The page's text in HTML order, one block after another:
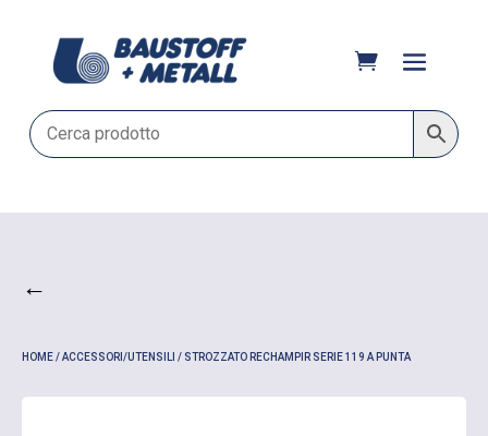
←
HOME/ACCESSORI/UTENSILI / STROZZATO RECHAMPIR SERIE 119 A PUNTA